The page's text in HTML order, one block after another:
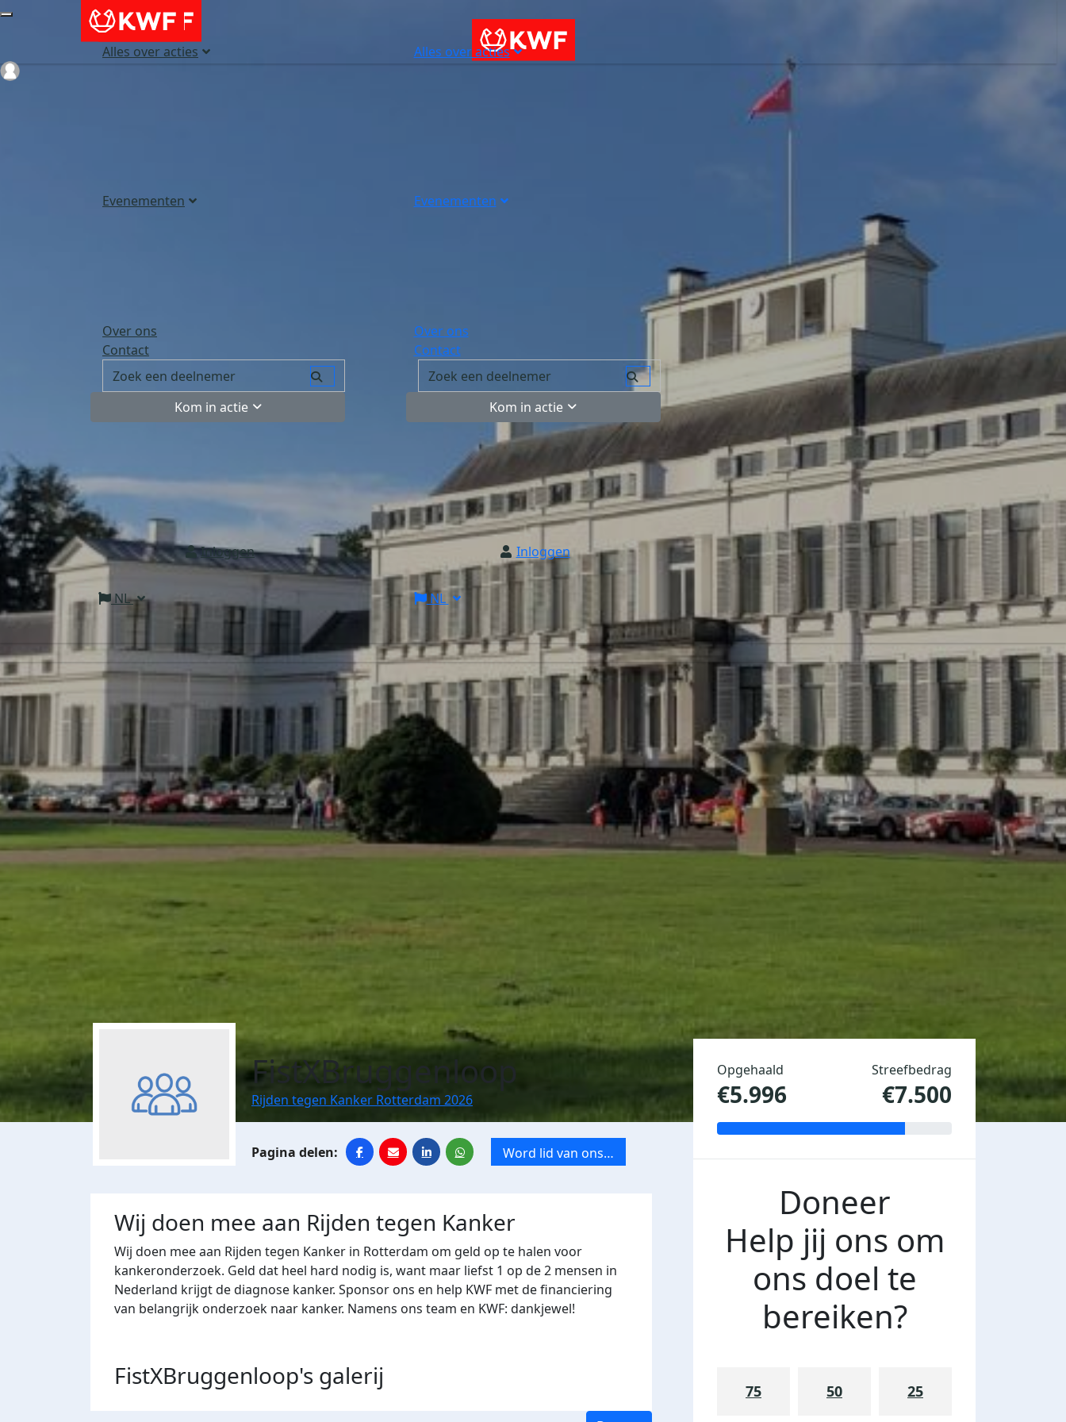
Alles over acties
Evenementen
Over ons
Contact
Kom in actie
Inloggen
NL
Alles over acties
Evenementen
Over ons
Contact
Kom in actie
Inloggen
NL
FistXBruggenloop
Rijden tegen Kanker Rotterdam 2026
Word lid van ons
team
Wij doen mee aan Rijden tegen Kanker
Wij doen mee aan Rijden tegen Kanker in Rotterdam om geld op te halen voor
kankeronderzoek. Geld dat heel hard nodig is, want maar liefst 1 op de 2 mensen in
Nederland krijgt de diagnose kanker. Sponsor ons en help KWF met de financiering
van belangrijk onderzoek naar kanker. Namens ons team en KWF: dankjewel!
FistXBruggenloop's galerij
Opgehaald
€5.996
Streefbedrag
€7.500
Doneer
Help jij ons om
ons doel te
bereiken?
75 50 25